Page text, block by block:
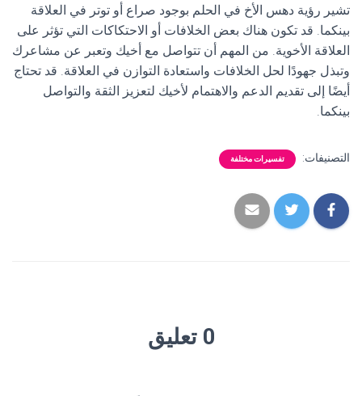
تشير رؤية دهس الأخ في الحلم بوجود صراع أو توتر في العلاقة
بينكما. قد تكون هناك بعض الخلافات أو الاحتكاكات التي تؤثر على
العلاقة الأخوية. من المهم أن تتواصل مع أخيك وتعبر عن مشاعرك
وتبذل جهودًا لحل الخلافات واستعادة التوازن في العلاقة. قد تحتاج
أيضًا إلى تقديم الدعم والاهتمام لأخيك لتعزيز الثقة والتواصل
بينكما.
التصنيفات: تفسيرات مختلفة
0 تعليق